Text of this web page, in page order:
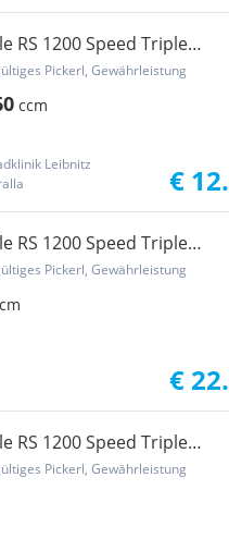
RS 1200 Speed Triple
komplett...
Pickerl, Gewährleistung
ccm
Leibnitz
€
RS 1200 Speed Triple
Pickerl, Gewährleistung
€
RS 1200 Speed Triple
Pickerl, Gewährleistung